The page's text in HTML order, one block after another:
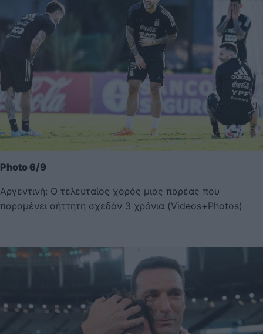
Photo 6/9
Αργεντινή: Ο τελευταίος χορός μιας παρέας που
παραμένει αήττητη σχεδόν 3 χρόνια (Videos+Photos)